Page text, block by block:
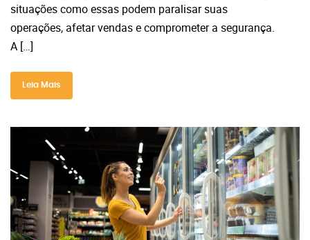
situações como essas podem paralisar suas
operações, afetar vendas e comprometer a segurança.
A […]
Leia Mais